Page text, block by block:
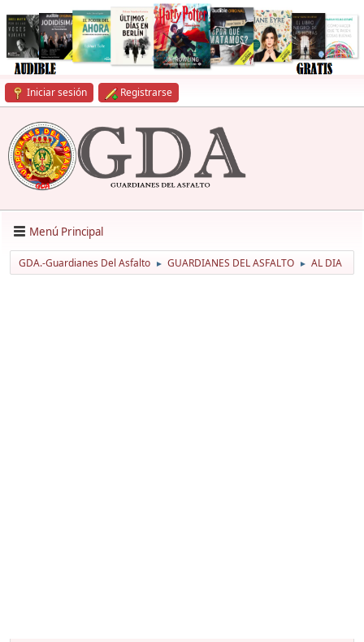
Iniciar sesión Registrarse
Menú Principal
GDA.-Guardianes Del Asfalto ► GUARDIANES DEL ASFALTO ► AL DIA